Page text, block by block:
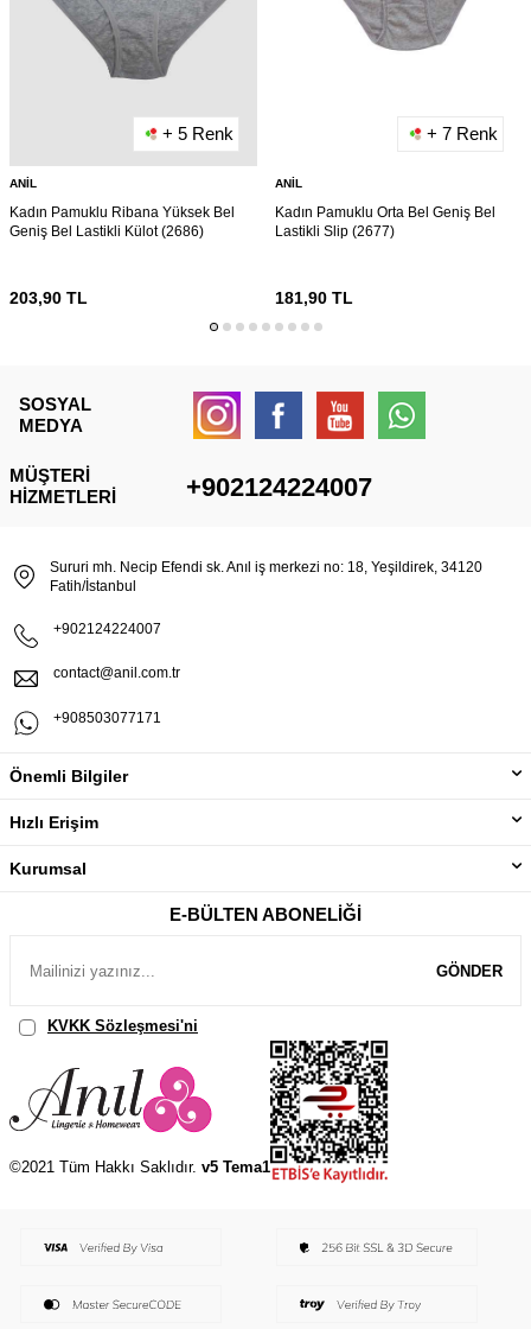
+ 5 Renk
ANIL
Kadın Pamuklu Ribana Yüksek Bel
Geniş Bel Lastikli Külot (2686)
203,90 TL
+ 7 Renk
ANIL
Kadın Pamuklu Orta Bel Geniş Bel
Lastikli Slip (2677)
181,90TL
SOSYAL
MEDYA
MÜŞTERI
HIZMETLERI
+902124224007
Sururi mh. Necip Efendi sk. Anıl iş merkezi no: 18, Yeşildirek, 34120
Fatih/İstanbul
+902124224007
contact@anil.com.tr
+908503077171
Önemli Bilgiler
Hızlı Erişim
Kurumsal
E-BÜLTEN ABONELIĞI
GÖNDER
KVKK Sözleşmesi'ni
©2021 Tüm Hakkı Saklıdır. v5 Tema1